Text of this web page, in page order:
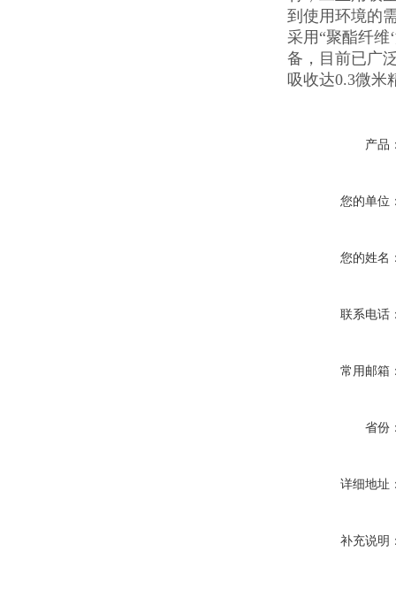
到使用环境的
采用“聚酯纤维
备，目前已广
吸收达0.3微米
产品
您的单位
您的姓名
联系电话
常用邮箱
省份
详细地址
补充说明